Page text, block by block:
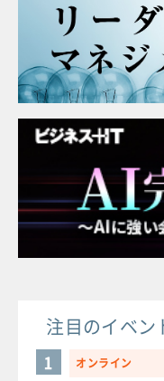
注目のイベン
オンライン
1